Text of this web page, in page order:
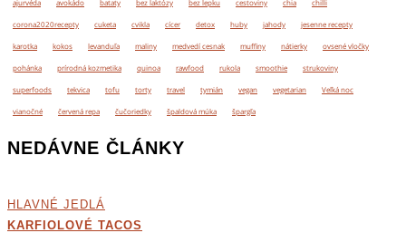
ajurvéda avokádo bataty bez laktózy bez lepku cestoviny chia chilli
corona2020recepty cuketa cvikla cícer detox huby jahody jesenne recepty
karotka kokos levanduľa maliny medvedí cesnak muffiny nátierky ovsené vločky
pohánka prírodná kozmetika quinoa rawfood rukola smoothie strukoviny
superfoods tekvica tofu torty travel tymián vegan vegetarian Veľká noc
vianočné červená repa čučoriedky špaldová múka špargľa
NEDÁVNE ČLÁNKY
HLAVNÉ JEDLÁ
KARFIOLOVÉ TACOS